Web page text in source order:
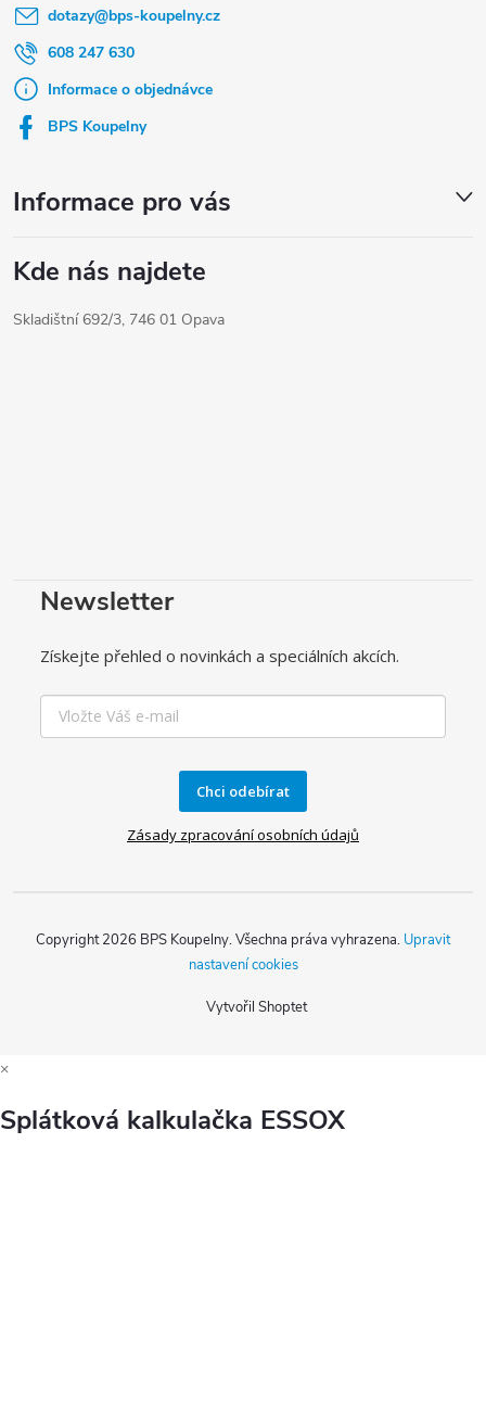
dotazy@bps-koupelny.cz
608 247 630
Informace o objednávce
BPS Koupelny
Informace pro vás
Kde nás najdete
Skladištní 692/3, 746 01 Opava
Newsletter
Získejte přehled o novinkách a speciálních akcích.
Chci odebírat
Zásady zpracování osobních údajů
Vytvořil Shoptet
Copyright 2026 BPS Koupelny. Všechna práva vyhrazena. Upravit
nastavení cookies
×
Splátková kalkulačka ESSOX